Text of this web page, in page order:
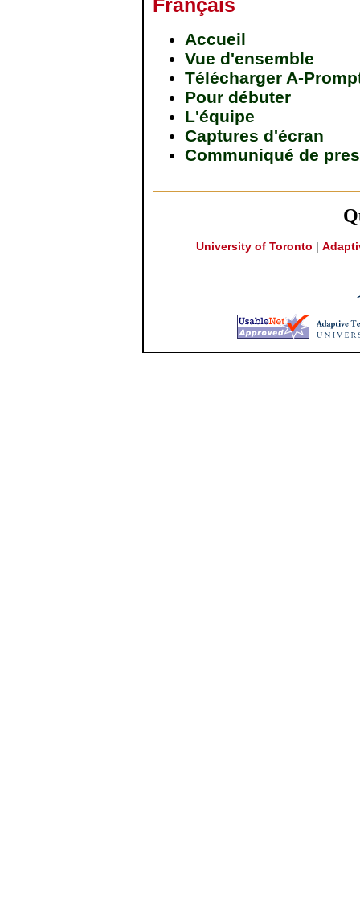
Français
Accueil
Vue d'ensemble
Télécharger A-
Pour débuter
L'équipe
Captures d'écran
Communiqué de
University of Toronto |